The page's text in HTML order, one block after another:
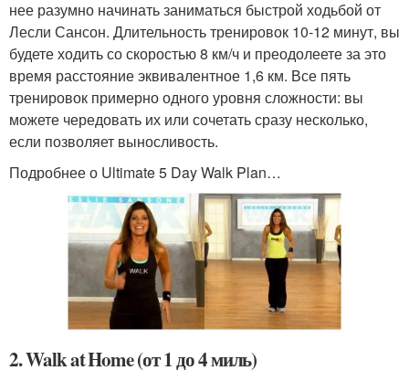
нее разумно начинать заниматься быстрой ходьбой от
Лесли Сансон. Длительность тренировок 10-12 минут, вы
будете ходить со скоростью 8 км/ч и преодолеете за это
время расстояние эквивалентное 1,6 км. Все пять
тренировок примерно одного уровня сложности: вы
можете чередовать их или сочетать сразу несколько,
если позволяет выносливость.
Подробнее о Ultimate 5 Day Walk Plan…
2. Walk at Home (от 1 до 4 миль)